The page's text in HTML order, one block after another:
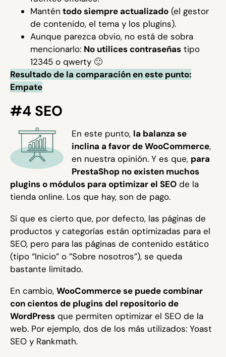
Mantén todo siempre actualizado (el gestor
de contenido, el tema y los plugins).
Aunque parezca obvio, no está de sobra
mencionarlo: No utilices contraseñas tipo
12345 o qwerty 🙂
Resultado de la comparación en este punto:
Empate
#4 SEO
En este punto, la balanza se
inclina a favor de WooCommerce,
en nuestra opinión. Y es que, para
PrestaShop no existen muchos
plugins o módulos para optimizar el SEO de la
tienda online. Los que hay, son de pago.
Sí que es cierto que, por defecto, las páginas de
productos y categorías están optimizadas para el
SEO, pero para las páginas de contenido estático
(tipo “Inicio” o ”Sobre nosotros”), se queda
bastante limitado.
En cambio, WooCommerce se puede combinar
con cientos de plugins del repositorio de
WordPress que permiten optimizar el SEO de la
web. Por ejemplo, dos de los más utilizados: Yoast
SEO y Rankmath.